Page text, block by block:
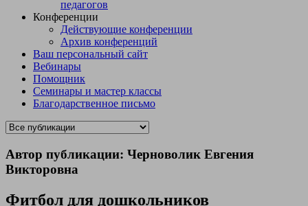
педагогов
Конференции
Действующие конференции
Архив конференций
Ваш персональный сайт
Вебинары
Помощник
Семинары и мастер классы
Благодарственное письмо
Автор публикации: Черноволик Евгения
Викторовна
Фитбол для дошкольников